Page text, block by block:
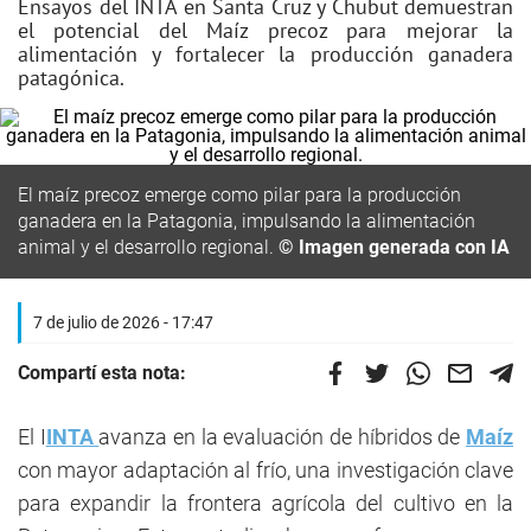
Ensayos del INTA en Santa Cruz y Chubut demuestran
el potencial del Maíz precoz para mejorar la
alimentación y fortalecer la producción ganadera
patagónica.
El maíz precoz emerge como pilar para la producción
ganadera en la Patagonia, impulsando la alimentación
animal y el desarrollo regional. © Imagen generada con IA
7 de julio de 2026 - 17:47
Compartí esta nota:
El IINTA avanza en la evaluación de híbridos de Maíz
con mayor adaptación al frío, una investigación clave
para expandir la frontera agrícola del cultivo en la